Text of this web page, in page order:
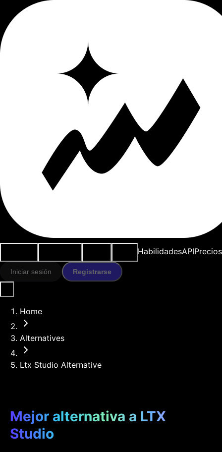
HabilidadesAPIPrecios
Iniciar sesión Registrarse
Home
Alternatives
Ltx Studio Alternative
Mejor alternativa a LTX
Studio